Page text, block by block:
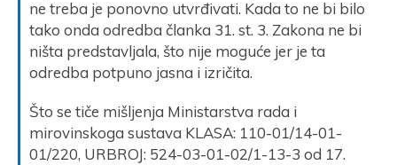
ne treba je ponovno utvrđivati. Kada to ne bi bilo
tako onda odredba članka 31. st. 3. Zakona ne bi
ništa predstavljala, što nije moguće jer je ta
odredba potpuno jasna i izričita.
Što se tiče mišljenja Ministarstva rada i
mirovinskoga sustava KLASA: 110-01/14-01-
01/220, URBROJ: 524-03-01-02/1-13-3 od 17.